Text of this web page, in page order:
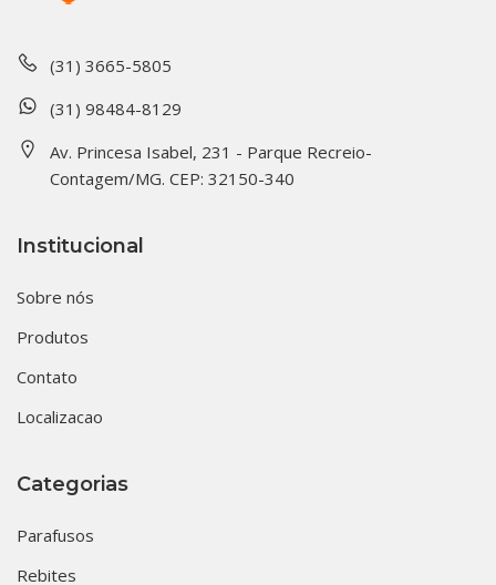
(31) 3665-5805
(31) 98484-8129
Av. Princesa Isabel, 231 - Parque Recreio-
Contagem/MG. CEP: 32150-340
Institucional
Sobre nós
Produtos
Contato
Localizacao
Categorias
Parafusos
Rebites